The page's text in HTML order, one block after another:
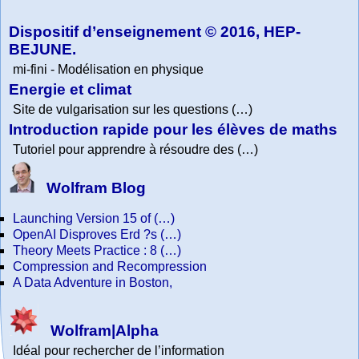
Dispositif d’enseignement © 2016, HEP-
BEJUNE.
mi-fini - Modélisation en physique
Energie et climat
Site de vulgarisation sur les questions (…)
Introduction rapide pour les élèves de maths
Tutoriel pour apprendre à résoudre des (…)
Wolfram Blog
Launching Version 15 of (…)
OpenAI Disproves Erd ?s (…)
Theory Meets Practice : 8 (…)
Compression and Recompression
A Data Adventure in Boston,
Wolfram|Alpha
Idéal pour rechercher de l’information